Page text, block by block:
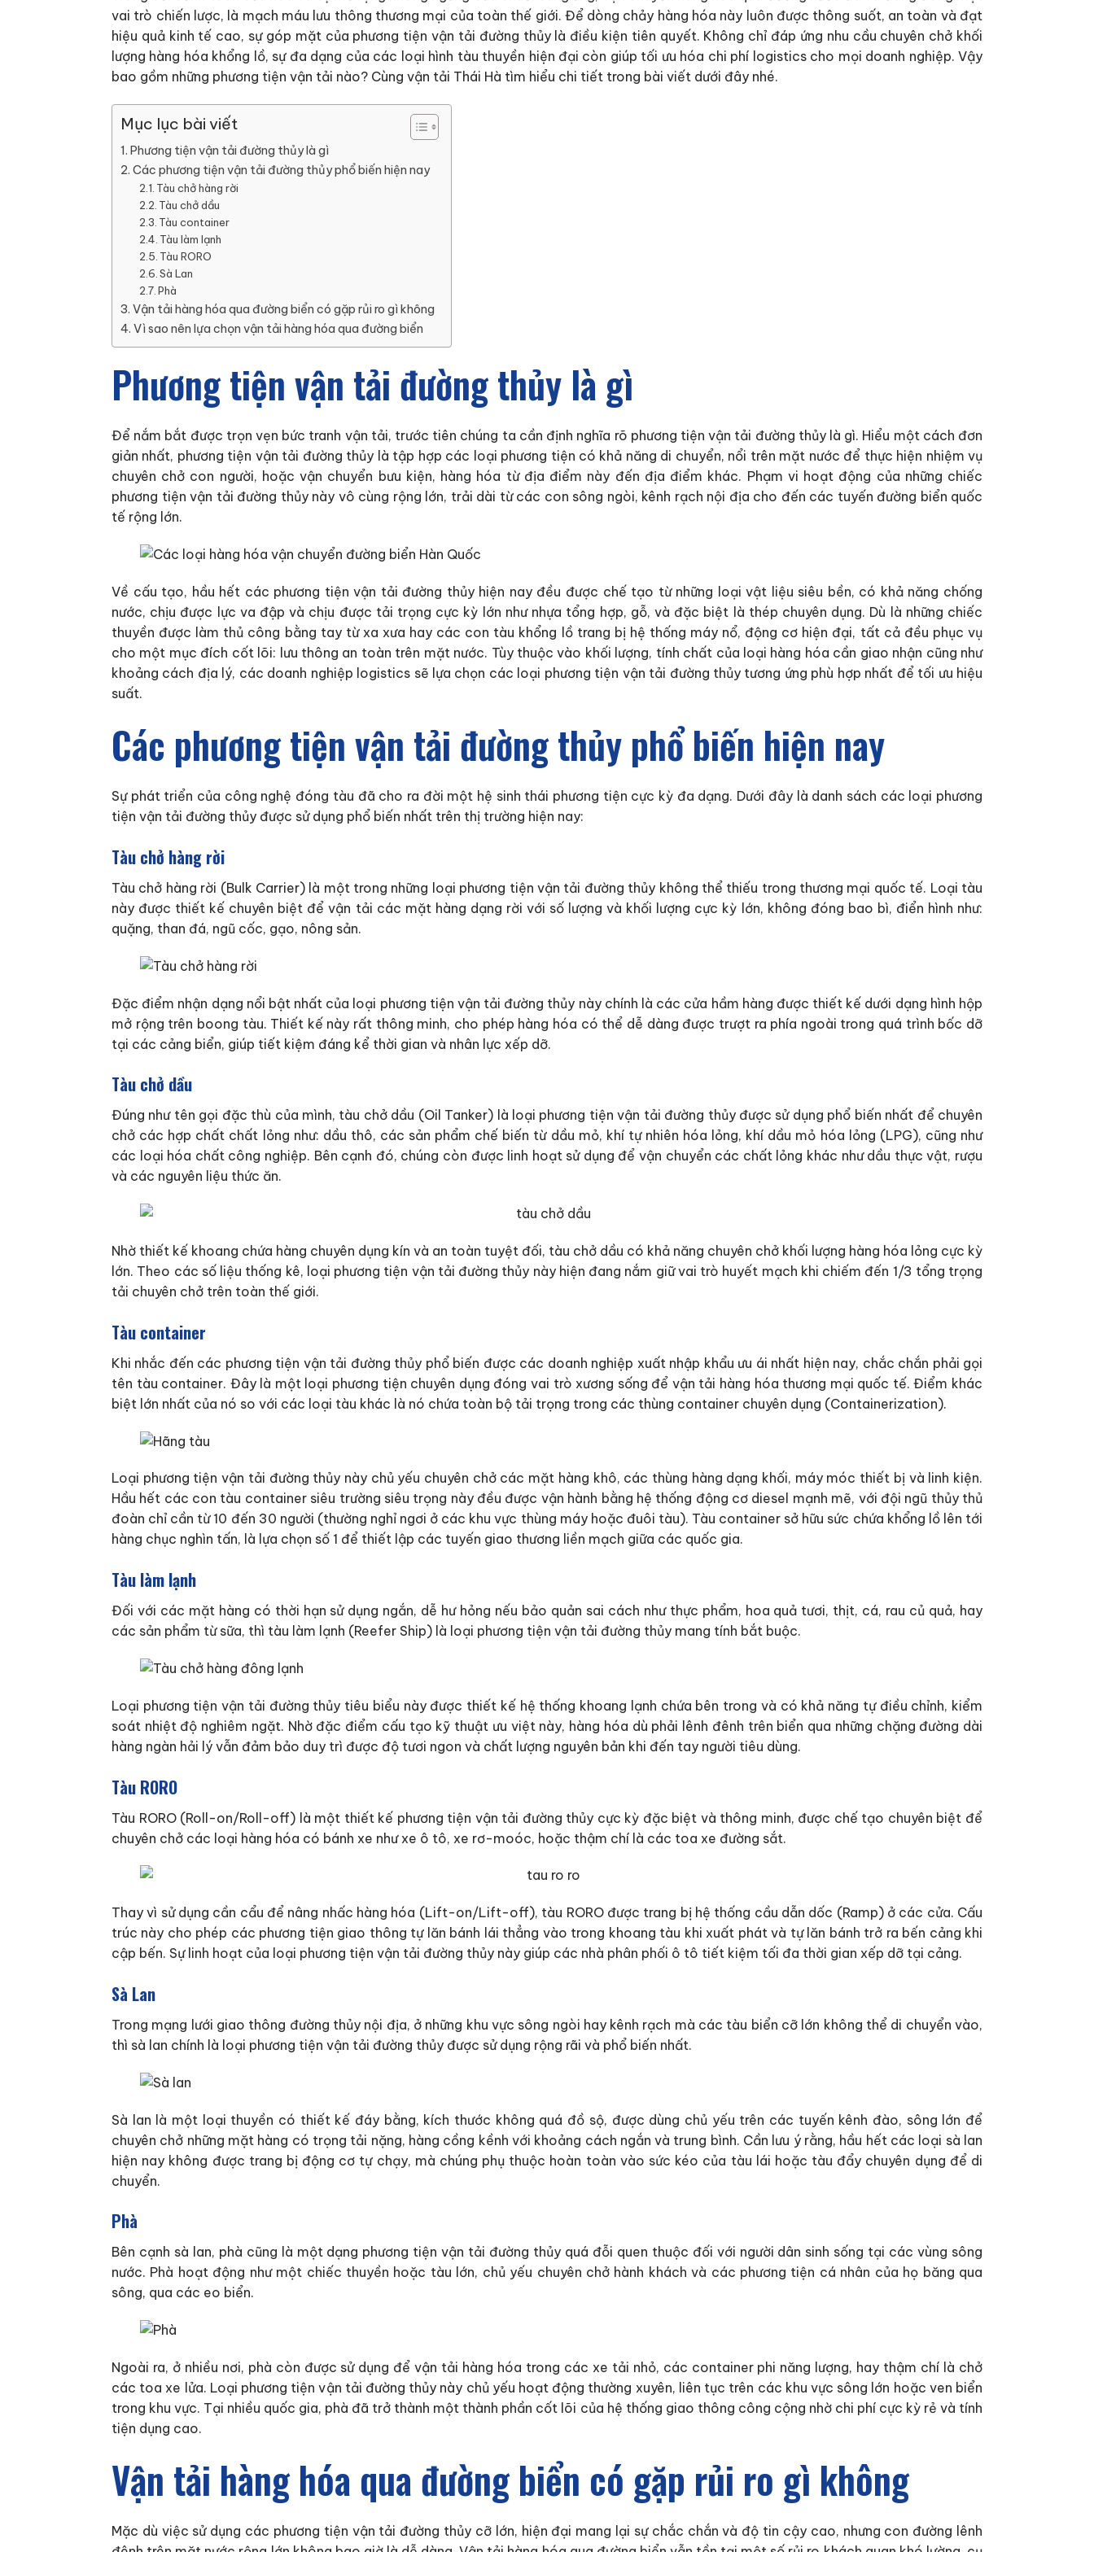
vai trò chiến lược, là mạch máu lưu thông thương mại của toàn thế giới. Để dòng chảy hàng hóa này luôn được thông suốt, an toàn và đạt
hiệu quả kinh tế cao, sự góp mặt của phương tiện vận tải đường thủy là điều kiện tiên quyết. Không chỉ đáp ứng nhu cầu chuyên chở khối
lượng hàng hóa khổng lồ, sự đa dạng của các loại hình tàu thuyền hiện đại còn giúp tối ưu hóa chi phí logistics cho mọi doanh nghiệp. Vậy
bao gồm những phương tiện vận tải nào? Cùng vận tải Thái Hà tìm hiểu chi tiết trong bài viết dưới đây nhé.
Mục lục bài viết
Phương tiện vận tải đường thủy là gì
Các phương tiện vận tải đường thủy phổ biến hiện nay
Tàu chở hàng rời
Tàu chở dầu
Tàu container
Tàu làm lạnh
Tàu RORO
Sà Lan
Phà
Vận tải hàng hóa qua đường biển có gặp rủi ro gì không
Vì sao nên lựa chọn vận tải hàng hóa qua đường biển
Phương tiện vận tải đường thủy là gì
Để nắm bắt được trọn vẹn bức tranh vận tải, trước tiên chúng ta cần định nghĩa rõ phương tiện vận tải đường thủy là gì. Hiểu một cách đơn
giản nhất, phương tiện vận tải đường thủy là tập hợp các loại phương tiện có khả năng di chuyển, nổi trên mặt nước để thực hiện nhiệm vụ
chuyên chở con người, hoặc vận chuyển bưu kiện, hàng hóa từ địa điểm này đến địa điểm khác. Phạm vi hoạt động của những chiếc
phương tiện vận tải đường thủy này vô cùng rộng lớn, trải dài từ các con sông ngòi, kênh rạch nội địa cho đến các tuyến đường biển quốc
tế rộng lớn.
Về cấu tạo, hầu hết các phương tiện vận tải đường thủy hiện nay đều được chế tạo từ những loại vật liệu siêu bền, có khả năng chống
nước, chịu được lực va đập và chịu được tải trọng cực kỳ lớn như nhựa tổng hợp, gỗ, và đặc biệt là thép chuyên dụng. Dù là những chiếc
thuyền được làm thủ công bằng tay từ xa xưa hay các con tàu khổng lồ trang bị hệ thống máy nổ, động cơ hiện đại, tất cả đều phục vụ
cho một mục đích cốt lõi: lưu thông an toàn trên mặt nước. Tùy thuộc vào khối lượng, tính chất của loại hàng hóa cần giao nhận cũng như
khoảng cách địa lý, các doanh nghiệp logistics sẽ lựa chọn các loại phương tiện vận tải đường thủy tương ứng phù hợp nhất để tối ưu hiệu
suất.
Các phương tiện vận tải đường thủy phổ biến hiện nay
Sự phát triển của công nghệ đóng tàu đã cho ra đời một hệ sinh thái phương tiện cực kỳ đa dạng. Dưới đây là danh sách các loại phương
tiện vận tải đường thủy được sử dụng phổ biến nhất trên thị trường hiện nay:
Tàu chở hàng rời
Tàu chở hàng rời (Bulk Carrier) là một trong những loại phương tiện vận tải đường thủy không thể thiếu trong thương mại quốc tế. Loại tàu
này được thiết kế chuyên biệt để vận tải các mặt hàng dạng rời với số lượng và khối lượng cực kỳ lớn, không đóng bao bì, điển hình như:
quặng, than đá, ngũ cốc, gạo, nông sản.
Đặc điểm nhận dạng nổi bật nhất của loại phương tiện vận tải đường thủy này chính là các cửa hầm hàng được thiết kế dưới dạng hình hộp
mở rộng trên boong tàu. Thiết kế này rất thông minh, cho phép hàng hóa có thể dễ dàng được trượt ra phía ngoài trong quá trình bốc dỡ
tại các cảng biển, giúp tiết kiệm đáng kể thời gian và nhân lực xếp dỡ.
Tàu chở dầu
Đúng như tên gọi đặc thù của mình, tàu chở dầu (Oil Tanker) là loại phương tiện vận tải đường thủy được sử dụng phổ biến nhất để chuyên
chở các hợp chất chất lỏng như: dầu thô, các sản phẩm chế biến từ dầu mỏ, khí tự nhiên hóa lỏng, khí dầu mỏ hóa lỏng (LPG), cũng như
các loại hóa chất công nghiệp. Bên cạnh đó, chúng còn được linh hoạt sử dụng để vận chuyển các chất lỏng khác như dầu thực vật, rượu
và các nguyên liệu thức ăn.
Nhờ thiết kế khoang chứa hàng chuyên dụng kín và an toàn tuyệt đối, tàu chở dầu có khả năng chuyên chở khối lượng hàng hóa lỏng cực kỳ
lớn. Theo các số liệu thống kê, loại phương tiện vận tải đường thủy này hiện đang nắm giữ vai trò huyết mạch khi chiếm đến 1/3 tổng trọng
tải chuyên chở trên toàn thế giới.
Tàu container
Khi nhắc đến các phương tiện vận tải đường thủy phổ biến được các doanh nghiệp xuất nhập khẩu ưu ái nhất hiện nay, chắc chắn phải gọi
tên tàu container. Đây là một loại phương tiện chuyên dụng đóng vai trò xương sống để vận tải hàng hóa thương mại quốc tế. Điểm khác
biệt lớn nhất của nó so với các loại tàu khác là nó chứa toàn bộ tải trọng trong các thùng container chuyên dụng (Containerization).
Loại phương tiện vận tải đường thủy này chủ yếu chuyên chở các mặt hàng khô, các thùng hàng dạng khối, máy móc thiết bị và linh kiện.
Hầu hết các con tàu container siêu trường siêu trọng này đều được vận hành bằng hệ thống động cơ diesel mạnh mẽ, với đội ngũ thủy thủ
đoàn chỉ cần từ 10 đến 30 người (thường nghỉ ngơi ở các khu vực thùng máy hoặc đuôi tàu). Tàu container sở hữu sức chứa khổng lồ lên tới
hàng chục nghìn tấn, là lựa chọn số 1 để thiết lập các tuyến giao thương liền mạch giữa các quốc gia.
Tàu làm lạnh
Đối với các mặt hàng có thời hạn sử dụng ngắn, dễ hư hỏng nếu bảo quản sai cách như thực phẩm, hoa quả tươi, thịt, cá, rau củ quả, hay
các sản phẩm từ sữa, thì tàu làm lạnh (Reefer Ship) là loại phương tiện vận tải đường thủy mang tính bắt buộc.
Loại phương tiện vận tải đường thủy tiêu biểu này được thiết kế hệ thống khoang lạnh chứa bên trong và có khả năng tự điều chỉnh, kiểm
soát nhiệt độ nghiêm ngặt. Nhờ đặc điểm cấu tạo kỹ thuật ưu việt này, hàng hóa dù phải lênh đênh trên biển qua những chặng đường dài
hàng ngàn hải lý vẫn đảm bảo duy trì được độ tươi ngon và chất lượng nguyên bản khi đến tay người tiêu dùng.
Tàu RORO
Tàu RORO (Roll-on/Roll-off) là một thiết kế phương tiện vận tải đường thủy cực kỳ đặc biệt và thông minh, được chế tạo chuyên biệt để
chuyên chở các loại hàng hóa có bánh xe như xe ô tô, xe rơ-moóc, hoặc thậm chí là các toa xe đường sắt.
Thay vì sử dụng cần cẩu để nâng nhấc hàng hóa (Lift-on/Lift-off), tàu RORO được trang bị hệ thống cầu dẫn dốc (Ramp) ở các cửa. Cấu
trúc này cho phép các phương tiện giao thông tự lăn bánh lái thẳng vào trong khoang tàu khi xuất phát và tự lăn bánh trở ra bến cảng khi
cập bến. Sự linh hoạt của loại phương tiện vận tải đường thủy này giúp các nhà phân phối ô tô tiết kiệm tối đa thời gian xếp dỡ tại cảng.
Sà Lan
Trong mạng lưới giao thông đường thủy nội địa, ở những khu vực sông ngòi hay kênh rạch mà các tàu biển cỡ lớn không thể di chuyển vào,
thì sà lan chính là loại phương tiện vận tải đường thủy được sử dụng rộng rãi và phổ biến nhất.
Sà lan là một loại thuyền có thiết kế đáy bằng, kích thước không quá đồ sộ, được dùng chủ yếu trên các tuyến kênh đào, sông lớn để
chuyên chở những mặt hàng có trọng tải nặng, hàng cồng kềnh với khoảng cách ngắn và trung bình. Cần lưu ý rằng, hầu hết các loại sà lan
hiện nay không được trang bị động cơ tự chạy, mà chúng phụ thuộc hoàn toàn vào sức kéo của tàu lái hoặc tàu đẩy chuyên dụng để di
chuyển.
Phà
Bên cạnh sà lan, phà cũng là một dạng phương tiện vận tải đường thủy quá đỗi quen thuộc đối với người dân sinh sống tại các vùng sông
nước. Phà hoạt động như một chiếc thuyền hoặc tàu lớn, chủ yếu chuyên chở hành khách và các phương tiện cá nhân của họ băng qua
sông, qua các eo biển.
Ngoài ra, ở nhiều nơi, phà còn được sử dụng để vận tải hàng hóa trong các xe tải nhỏ, các container phi năng lượng, hay thậm chí là chở
các toa xe lửa. Loại phương tiện vận tải đường thủy này chủ yếu hoạt động thường xuyên, liên tục trên các khu vực sông lớn hoặc ven biển
trong khu vực. Tại nhiều quốc gia, phà đã trở thành một thành phần cốt lõi của hệ thống giao thông công cộng nhờ chi phí cực kỳ rẻ và tính
tiện dụng cao.
Vận tải hàng hóa qua đường biển có gặp rủi ro gì không
Mặc dù việc sử dụng các phương tiện vận tải đường thủy cỡ lớn, hiện đại mang lại sự chắc chắn và độ tin cậy cao, nhưng con đường lênh